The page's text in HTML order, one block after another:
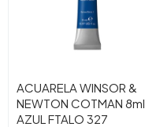
ACUARELA WINSOR &
NEWTON COTMAN 8ml
AZUL FTALO 327